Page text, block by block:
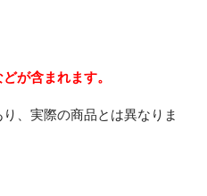
が含まれます。
、実際の商品とは異なりま